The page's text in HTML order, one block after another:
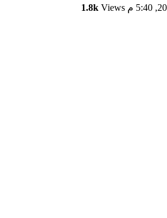
1.8k Views